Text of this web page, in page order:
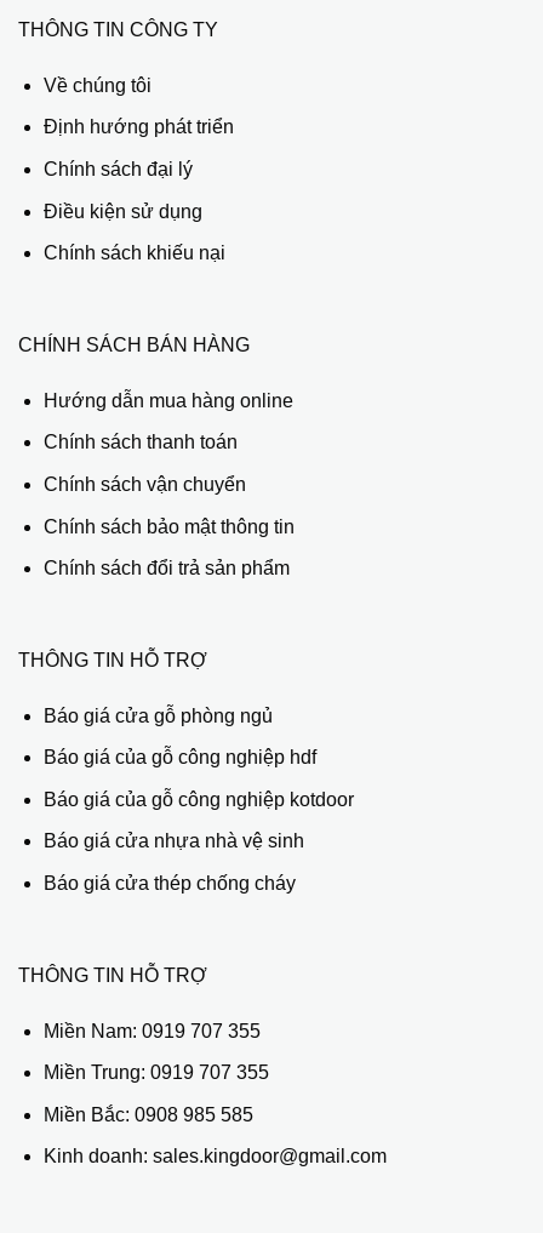
THÔNG TIN CÔNG TY
Về chúng tôi
Định hướng phát triển
Chính sách đại lý
Điều kiện sử dụng
Chính sách khiếu nại
CHÍNH SÁCH BÁN HÀNG
Hướng dẫn mua hàng online
Chính sách thanh toán
Chính sách vận chuyển
Chính sách bảo mật thông tin
Chính sách đổi trả sản phẩm
THÔNG TIN HỖ TRỢ
Báo giá cửa gỗ phòng ngủ
Báo giá của gỗ công nghiệp hdf
Báo giá của gỗ công nghiệp kotdoor
Báo giá cửa nhựa nhà vệ sinh
Báo giá cửa thép chống cháy
THÔNG TIN HỖ TRỢ
Miền Nam: 0919 707 355
Miền Trung: 0919 707 355
Miền Bắc: 0908 985 585
Kinh doanh: sales.kingdoor@gmail.com